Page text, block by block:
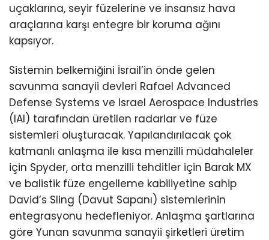
uçaklarına, seyir füzelerine ve insansız hava
araçlarına karşı entegre bir koruma ağını
kapsıyor.
Sistemin belkemiğini İsrail’in önde gelen
savunma sanayii devleri Rafael Advanced
Defense Systems ve Israel Aerospace Industries
(IAI) tarafından üretilen radarlar ve füze
sistemleri oluşturacak. Yapılandırılacak çok
katmanlı anlaşma ile kısa menzilli müdahaleler
için Spyder, orta menzilli tehditler için Barak MX
ve balistik füze engelleme kabiliyetine sahip
David’s Sling (Davut Sapanı) sistemlerinin
entegrasyonu hedefleniyor. Anlaşma şartlarına
göre Yunan savunma sanayii şirketleri üretim